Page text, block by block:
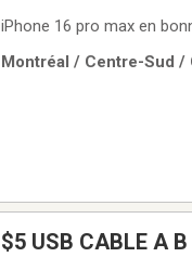
iPhone 16 pro max en
Montréal / Centre-Sud /
$5 USB CABLE A